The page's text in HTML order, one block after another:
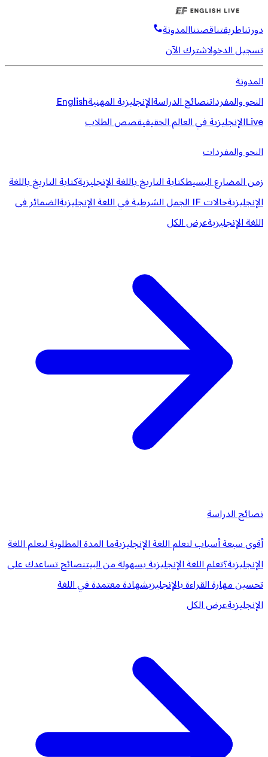
دورتناطريقتناقصتناالمدونة
تسجيل الدخولاشترك الآن
المدونة
النحو والمفرداتنصائح الدراسةالإنجليزية المهنيةEnglish
Liveالإنجليزية في العالم الحقيقيقصص الطلاب
النحو والمفردات
زمن المضارع البسيطكتابة التاريخ باللغة الإنجليزيةكتابة التاريخ باللغة
الإنجليزيةحالات IF الجمل الشرطية في اللغة الإنجليزية
الضمائر فى
اللغة الإنجليزيةعرض الكل
نصائح الدراسة
أقوى سبعة أسباب لتعلم اللغة الإنجليزيةما المدة المطلوبة لتعلم اللغة
الإنجليزية؟تعلم اللغة الإنجليزية بسهولة من البيتنصائح تساعدك على
تحسين مهارة القراءة بالإنجليزيشهادة معتمدة في اللغة
الإنجليزيةعرض الكل